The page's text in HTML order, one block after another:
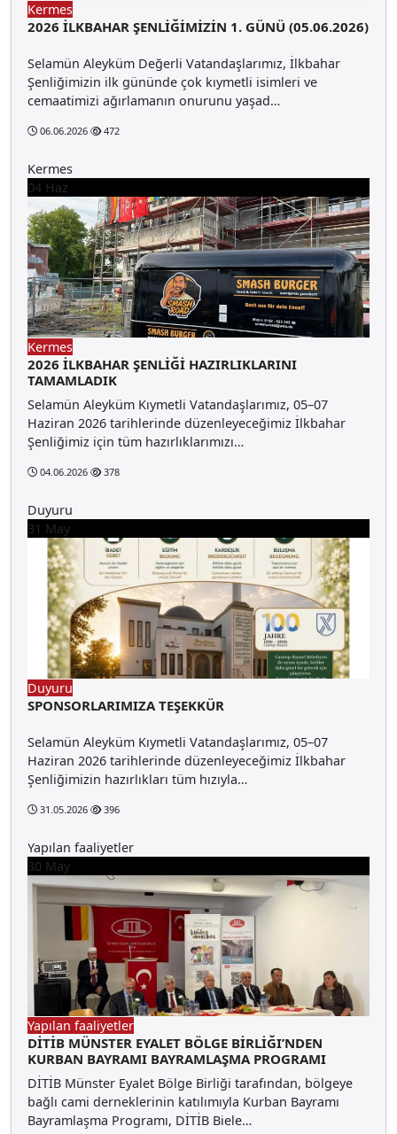
Kermes
2026 İLKBAHAR ŞENLİĞİMİZİN 1. GÜNÜ (05.06.2026)
Selamün Aleyküm Değerli Vatandaşlarımız, İlkbahar
Şenliğimizin ilk gününde çok kıymetli isimleri ve
cemaatimizi ağırlamanın onurunu yaşad…
06.06.2026 472
Kermes
04 Haz
Kermes
2026 İLKBAHAR ŞENLİĞİ HAZIRLIKLARINI
TAMAMLADIK
Selamün Aleyküm Kıymetli Vatandaşlarımız, 05–07
Haziran 2026 tarihlerinde düzenleyeceğimiz İlkbahar
Şenliğimiz için tüm hazırlıklarımızı…
04.06.2026 378
Duyuru
31 May
Duyuru
SPONSORLARIMIZA TEŞEKKÜR
Selamün Aleyküm Kıymetli Vatandaşlarımız, 05–07
Haziran 2026 tarihlerinde düzenleyeceğimiz İlkbahar
Şenliğimizin hazırlıkları tüm hızıyla…
31.05.2026 396
Yapılan faaliyetler
30 May
Yapılan faaliyetler
DİTİB MÜNSTER EYALET BÖLGE BİRLİĞI’NDEN
KURBAN BAYRAMI BAYRAMLAŞMA PROGRAMI
DİTİB Münster Eyalet Bölge Birliği tarafından, bölgeye
bağlı cami derneklerinin katılımıyla Kurban Bayramı
Bayramlaşma Programı, DİTİB Biele…